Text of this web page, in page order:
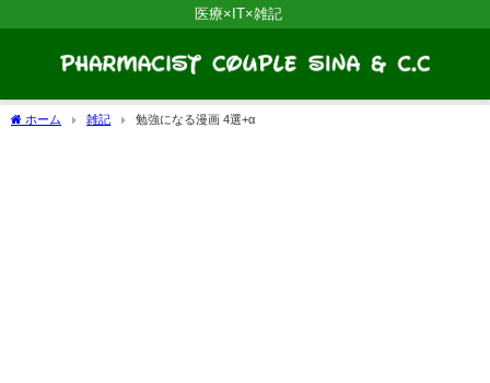
医療×IT×雑記
ホーム 雑記 勉強になる漫画 4選+α